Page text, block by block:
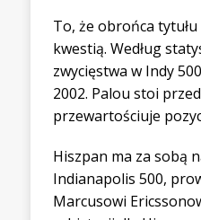
To, że obrońca
kwestią. Według
zwycięstwa w Indy
2002. Palou stoi
przewartościuje
Hiszpan ma za sobą
Indianapolis 500,
Marcusowi